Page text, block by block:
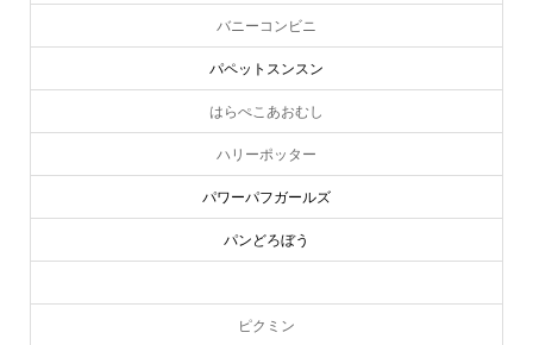
バニーコンビニ
パペットスンスン
はらぺこあおむし
ハリーポッター
パワーパフガールズ
パンどろぼう
ピクミン